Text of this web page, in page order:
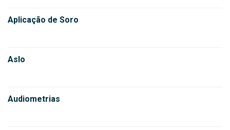
Aplicação de Soro
Aslo
Audiometrias